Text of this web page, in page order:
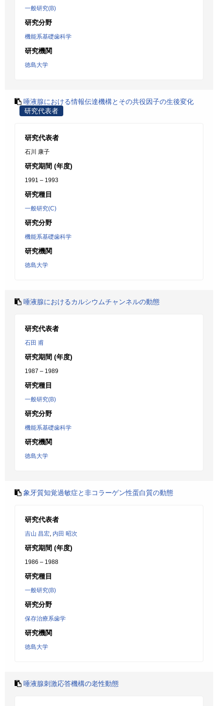
一般研究(B)
研究分野
機能系基礎歯科学
研究機関
徳島大学
唾液腺における情報伝達機構とその共役因子の生後変化
研究代表者
研究代表者
石川 康子
研究期間 (年度)
1991 – 1993
研究種目
一般研究(C)
研究分野
機能系基礎歯科学
研究機関
徳島大学
唾液腺におけるカルシウムチャンネルの動態
研究代表者
石田 甫
研究期間 (年度)
1987 – 1989
研究種目
一般研究(B)
研究分野
機能系基礎歯科学
研究機関
徳島大学
象牙質知覚過敏症と非コラーゲン性蛋白質の動態
研究代表者
吉山 昌宏, 内田 昭次
研究期間 (年度)
1986 – 1988
研究種目
一般研究(B)
研究分野
保存治療系歯学
研究機関
徳島大学
唾液腺刺激応答機構の老性動態